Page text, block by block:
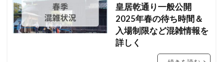
皇居乾通り一般公開
2025年春の待ち時間＆
入場制限など混雑情報を
詳しく